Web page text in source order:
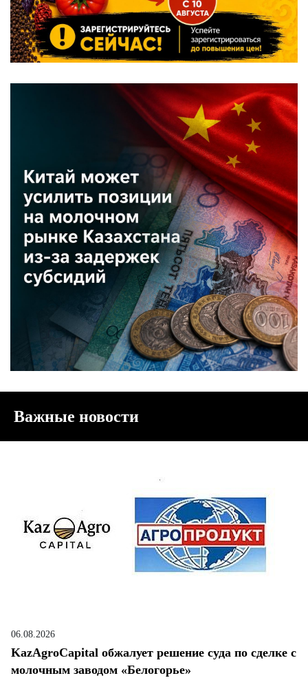
Важные новости
06.08.2026
KazAgroCapital обжалует решение суда по сделке с
молочным заводом «Белогорье»